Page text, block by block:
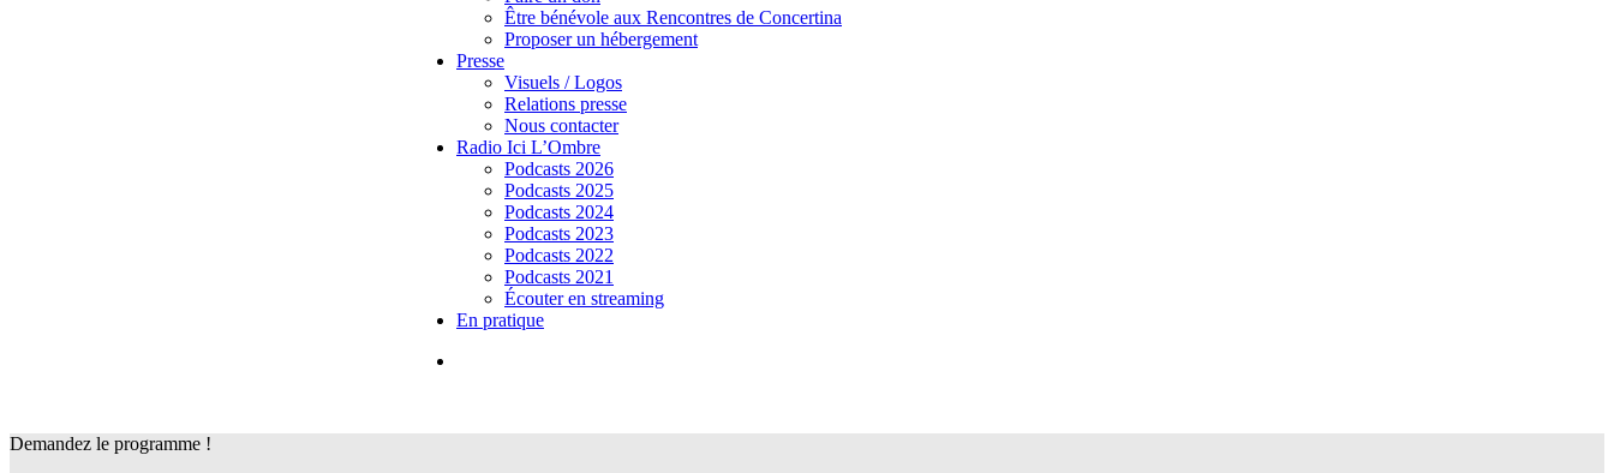
Être bénévole aux Rencontres de Concertina
Proposer un hébergement
Presse
Visuels / Logos
Relations presse
Nous contacter
Radio Ici L’Ombre
Podcasts 2026
Podcasts 2025
Podcasts 2024
Podcasts 2023
Podcasts 2022
Podcasts 2021
Écouter en streaming
En pratique
Demandez le programme !